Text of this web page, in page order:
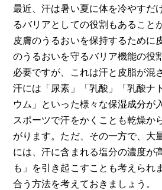
最近、汗は暑い夏に体を冷やすだ
るバリアとしての役割もあること
皮膚のうるおいを保持するために
のうるおいを守るバリア機能の役
必要ですが、これは汗と皮脂が混
汗には「尿素」「乳酸」「乳酸ナ
ウム」といった様々な保湿成分が
スポーツで汗をかくことも乾燥か
がります。ただ、その一方で、大
には、汗に含まれる塩分の濃度が
も」を引き起こすことも考えられ
合う方法を考えておきましょう。